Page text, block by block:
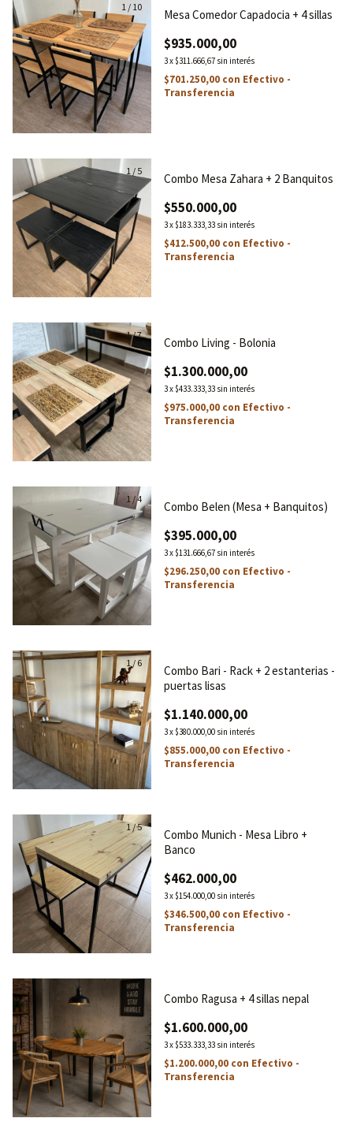
1 / 10
Mesa Comedor Capadocia + 4 sillas
$935.000,00
3x $311.666,67 sin interés
$701.250,00 con Efectivo -
Transferencia
1 / 5
Combo Mesa Zahara + 2 Banquitos
$550.000,00
3x $183.333,33 sin interés
$412.500,00 con Efectivo -
Transferencia
1/7
Combo Living - Bolonia
$1.300.000,00
3x $433.333,33 sin interés
$975.000,00 con Efectivo -
Transferencia
1/4
Combo Belen (Mesa + Banquitos)
$395.000,00
3x $131.666,67 sin interés
$296.250,00 con Efectivo -
Transferencia
1/ 6
Combo Bari - Rack + 2 estanterias -
puertas lisas
$1.140.000,00
3x $380.000,00 sin interés
$855.000,00 con Efectivo -
Transferencia
1/5
Combo Munich - Mesa Libro +
Banco
$462.000,00
3x $154.000,00 sin interés
$346.500,00 con Efectivo -
Transferencia
1/5
Combo Ragusa + 4 sillas nepal
$1.600.000,00
3x $533.333,33 sin interés
$1.200.000,00 con Efectivo -
Transferencia